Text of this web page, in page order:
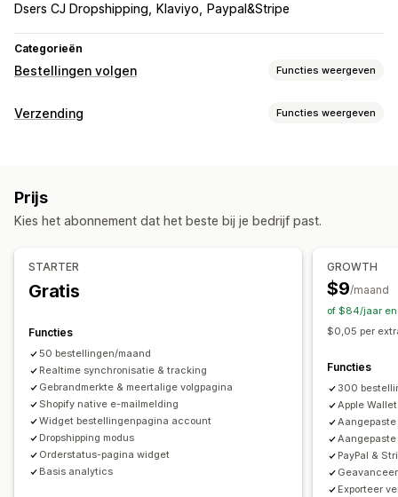
Dsers CJ Dropshipping
Klaviyo Paypal&Stripe
Categorieën
Bestellingen volgen Functies weergeven
Tracking
Geschatte leverdatum
Export van bestellingen Meerdere vervoerders API
Meldingen
Aangepaste meldingen
Verzending Functies weergeven
Meerdere talen
Analytics voor verzendingen
Prijs
Kies het abonnement dat het beste bij je bedrijf past.
STARTER
Gratis
Functies
50 bestellingen/maand
Realtime synchronisatie & tracking
Gebrandmerkte & meertalige volgpagina
Shopify native e-mailmelding
Widget bestellingenpagina account
Dropshipping modus
Orderstatus-pagina widget
Basis analytics
GROWTH
$9/maand
of $84/jaar en
$0,05 per
Functies
300
Apple
PayPal &
Exporteer